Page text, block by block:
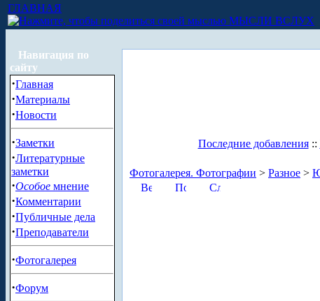
ГЛАВНАЯ
МЫСЛИ ВСЛУХ
Навигация по
сайту
·Главная
·Материалы
·Новости
·Заметки
·Литературные
заметки
·Особое мнение
·Комментарии
·Публичные дела
·Преподаватели
·Фотогалерея
·Форум
Последние добавления::
Фотогалерея. Фотографии > Разное >